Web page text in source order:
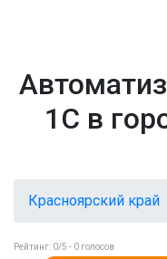
1С в
Красноярский край
Рейтинг: 0/5 - 0 голосов